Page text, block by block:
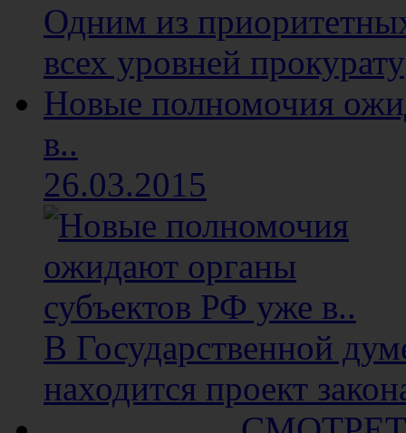
Одним из
всех уровней
Новые полномочия
в..
26.03.2015
В Государственной
находится проект